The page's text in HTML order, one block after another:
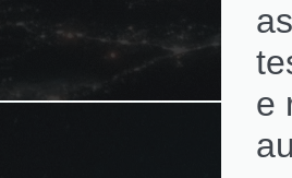
e